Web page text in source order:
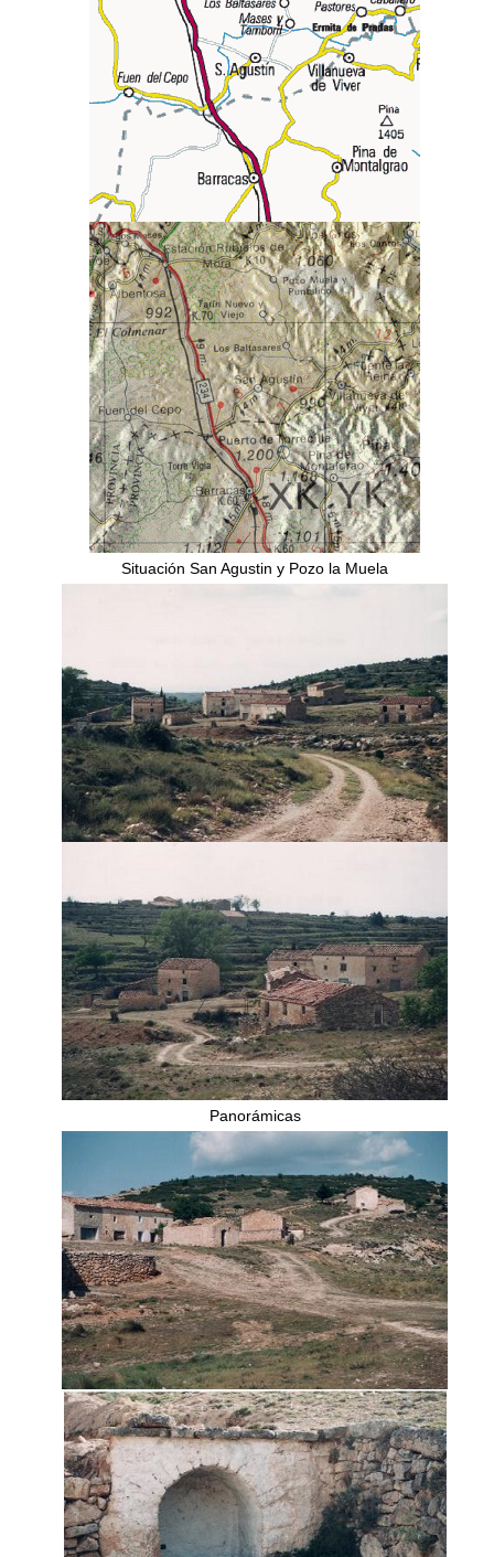
Situación San Agustin y Pozo la Muela
Panorámicas